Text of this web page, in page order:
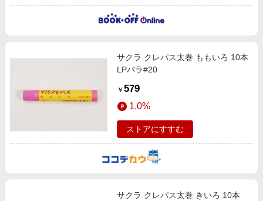
サクラ クレパス太巻 ももいろ 10本
LPバラ#20
￥ 579
1.0%
ストアにすすむ
サクラ クレパス太巻 きいろ 10本